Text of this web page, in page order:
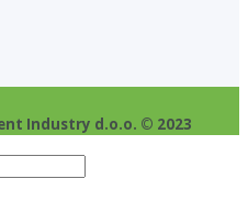
Industry d.o.o. © 2023